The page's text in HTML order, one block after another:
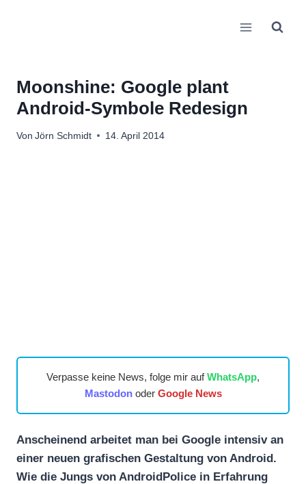
Moonshine: Google plant
Android-Symbole Redesign
Von Jörn Schmidt 14. April 2014
Verpasse keine News, folge mir aufWhatsApp,
Mastodonoder Google News
Anscheinend arbeitet man bei Google intensiv an
einer neuen grafischen Gestaltung von Android.
Wie die Jungs von AndroidPolice in Erfahrung